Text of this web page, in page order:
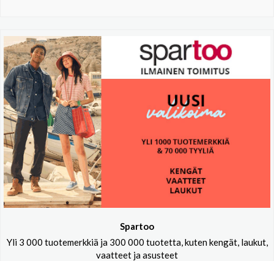
Spartoo
Yli 3 000 tuotemerkkiä ja 300 000 tuotetta, kuten kengät, laukut,
vaatteet ja asusteet